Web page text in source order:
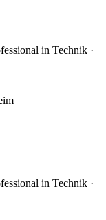
in Technik ·
in Technik ·